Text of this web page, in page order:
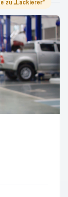
zu „Lackierer“